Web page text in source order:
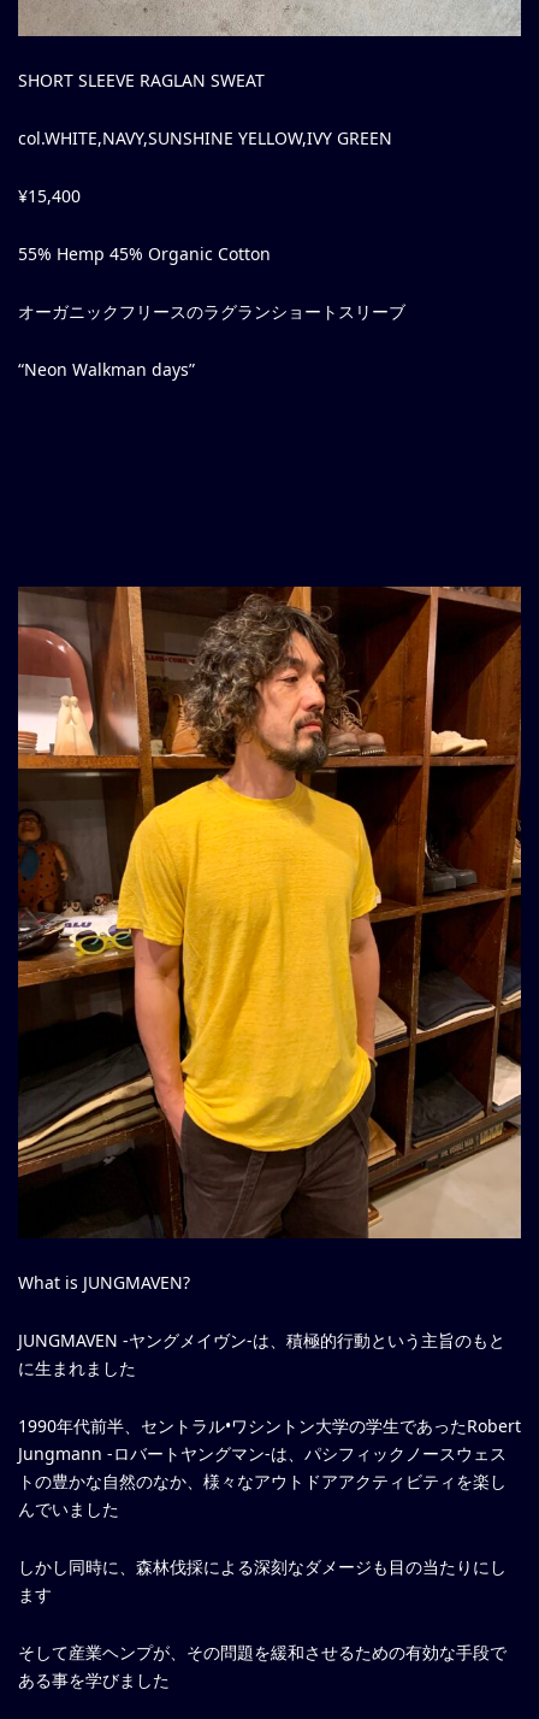
SHORT SLEEVE RAGLAN SWEAT
col.WHITE,NAVY,SUNSHINE YELLOW,IVY GREEN
¥15,400
55% Hemp 45% Organic Cotton
オーガニックフリースのラグランショートスリーブ
“Neon Walkman days”
What is JUNGMAVEN?
JUNGMAVEN -ヤングメイヴン-は、積極的行動という主旨のもと
に生まれました
1990年代前半、セントラル•ワシントン大学の学生であったRobert
Jungmann -ロバートヤングマン-は、パシフィックノースウェス
トの豊かな自然のなか、様々なアウトドアアクティビティを楽し
んでいました
しかし同時に、森林伐採による深刻なダメージも目の当たりにし
ます
そして産業ヘンプが、その問題を緩和させるための有効な手段で
ある事を学びました